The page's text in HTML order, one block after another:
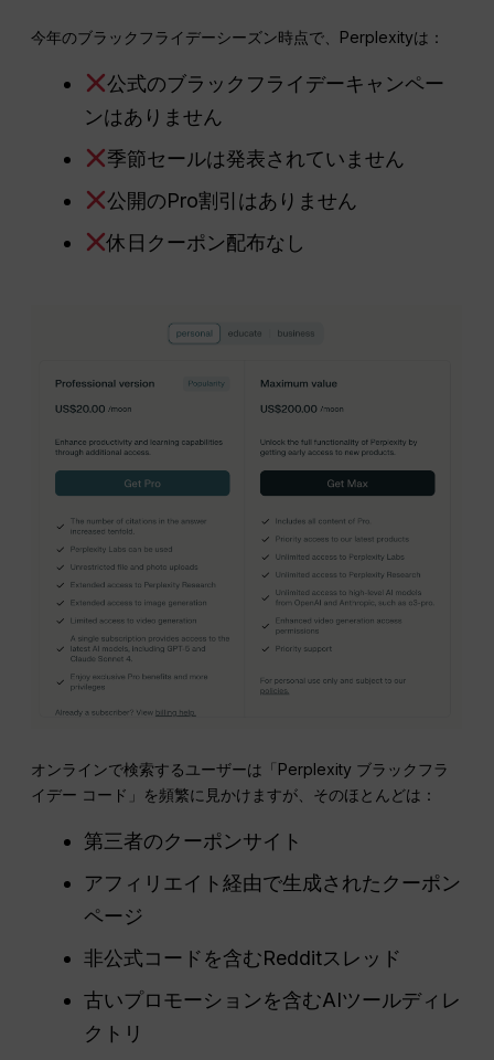
今年のブラックフライデーシーズン時点で、Perplexityは：
公式のブラックフライデーキャンペー
ンはありません
季節セールは発表されていません
公開のPro割引はありません
休日クーポン配布なし
オンラインで検索するユーザーは「Perplexity ブラックフラ
イデー コード」を頻繁に見かけますが、そのほとんどは：
第三者のクーポンサイト
アフィリエイト経由で生成されたクーポン
ページ
非公式コードを含むRedditスレッド
古いプロモーションを含むAIツールディレ
クトリ